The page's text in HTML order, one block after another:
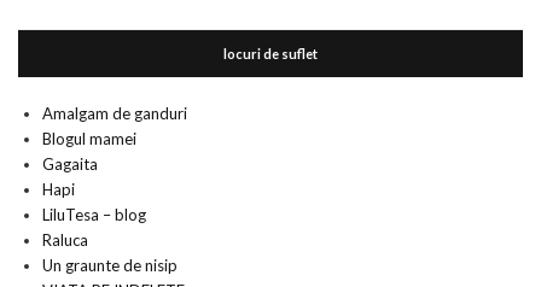
locuri de suflet
Amalgam de ganduri
Blogul mamei
Gagaita
Hapi
LiluTesa – blog
Raluca
Un graunte de nisip